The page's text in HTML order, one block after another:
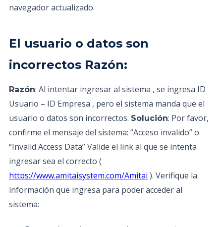
navegador actualizado.
El usuario o datos son
incorrectos Razón:
Razón: Al intentar ingresar al sistema , se ingresa ID
Usuario – ID Empresa , pero el sistema manda que el
usuario o datos son incorrectos. Solución: Por favor,
confirme el mensaje del sistema: “Acceso invalido” o
“Invalid Access Data” Valide el link al que se intenta
ingresar sea el correcto (
https://www.amitaisystem.com/Amitai ). Verifique la
información que ingresa para poder acceder al
sistema: